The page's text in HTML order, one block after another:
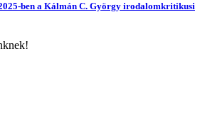
ben a Kálmán C. György irodalomkritikusi